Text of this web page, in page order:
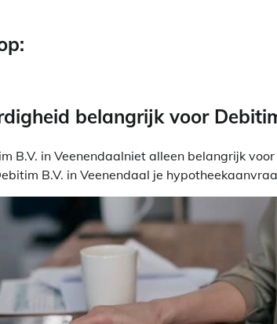
belangrijk voor
B.V. in Veenendaalniet alleen belangrijk
B.V. in Veenendaal je